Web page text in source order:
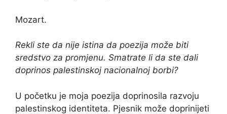
Mozart.
Rekli ste da nije istina da poezija može biti
sredstvo za promjenu. Smatrate li da ste dali
doprinos palestinskoj nacionalnoj borbi?
U početku je moja poezija doprinosila razvoju
palestinskog identiteta. Pjesnik može doprinijeti